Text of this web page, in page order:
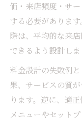
価・来店頻度・サ
する必要がありま
際は、平均的な来
できるよう設計しま
料金設計の失敗例
果、サービスの質
ります。逆に、適
メニューやセット